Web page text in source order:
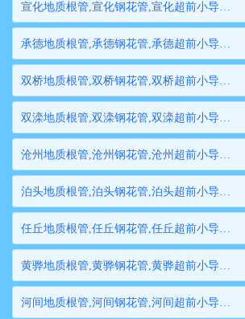
宣化地质根管,宣化钢花管,宣化超前小导管,宣化边坡支护管,宣化钢管桩,宣化隧道注浆管,宣化管棚管
承德地质根管,承德钢花管,承德超前小导管,承德边坡支护管,承德钢管桩,承德隧道注浆管,承德管棚管
双桥地质根管,双桥钢花管,双桥超前小导管,双桥边坡支护管,双桥钢管桩,双桥隧道注浆管,双桥管棚管
双滦地质根管,双滦钢花管,双滦超前小导管,双滦边坡支护管,双滦钢管桩,双滦隧道注浆管,双滦管棚管
沧州地质根管,沧州钢花管,沧州超前小导管,沧州边坡支护管,沧州钢管桩,沧州隧道注浆管,沧州管棚管
泊头地质根管,泊头钢花管,泊头超前小导管,泊头边坡支护管,泊头钢管桩,泊头隧道注浆管,泊头管棚管
任丘地质根管,任丘钢花管,任丘超前小导管,任丘边坡支护管,任丘钢管桩,任丘隧道注浆管,任丘管棚管
黄骅地质根管,黄骅钢花管,黄骅超前小导管,黄骅边坡支护管,黄骅钢管桩,黄骅隧道注浆管,黄骅管棚管
河间地质根管,河间钢花管,河间超前小导管,河间边坡支护管,河间钢管桩,河间隧道注浆管,河间管棚管